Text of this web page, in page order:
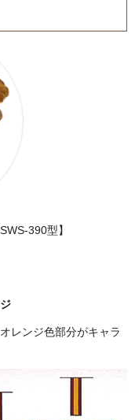
【SWS-390型】
レンジ色部分がキャラ